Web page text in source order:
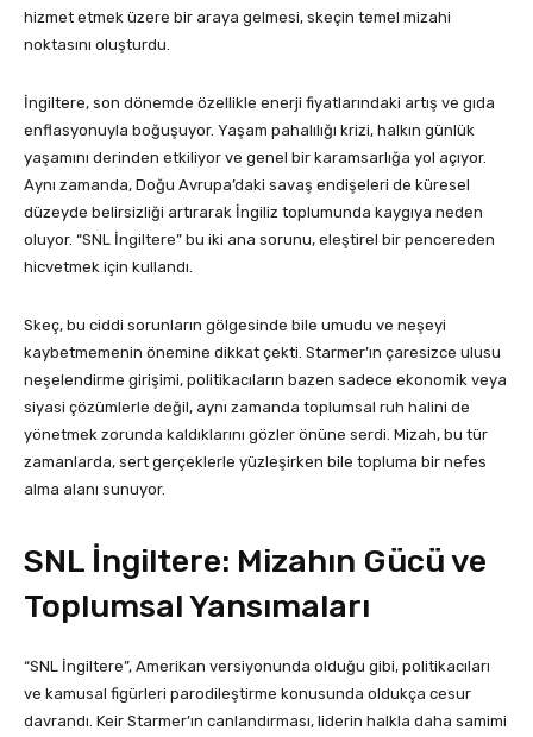
hizmet etmek üzere bir araya gelmesi, skeçin temel mizahi
noktasını oluşturdu.
İngiltere, son dönemde özellikle enerji fiyatlarındaki artış ve gıda
enflasyonuyla boğuşuyor. Yaşam pahalılığı krizi, halkın günlük
yaşamını derinden etkiliyor ve genel bir karamsarlığa yol açıyor.
Aynı zamanda, Doğu Avrupa’daki savaş endişeleri de küresel
düzeyde belirsizliği artırarak İngiliz toplumunda kaygıya neden
oluyor. “SNL İngiltere” bu iki ana sorunu, eleştirel bir pencereden
hicvetmek için kullandı.
Skeç, bu ciddi sorunların gölgesinde bile umudu ve neşeyi
kaybetmemenin önemine dikkat çekti. Starmer’ın çaresizce ulusu
neşelendirme girişimi, politikacıların bazen sadece ekonomik veya
siyasi çözümlerle değil, aynı zamanda toplumsal ruh halini de
yönetmek zorunda kaldıklarını gözler önüne serdi. Mizah, bu tür
zamanlarda, sert gerçeklerle yüzleşirken bile topluma bir nefes
alma alanı sunuyor.
SNL İngiltere: Mizahın Gücü ve
Toplumsal Yansımaları
“SNL İngiltere”, Amerikan versiyonunda olduğu gibi, politikacıları
ve kamusal figürleri parodileştirme konusunda oldukça cesur
davrandı. Keir Starmer’ın canlandırması, liderin halkla daha samimi